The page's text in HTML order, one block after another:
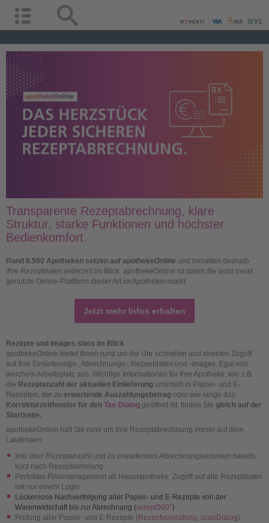
Transparente Rezeptabrechnung, klare
Struktur, starke Funktionen und höchster
Bedienkomfort.
Rund 6.500 Apotheken setzen auf apothekeOnline und behalten deshalb
ihre Rezeptdaten jederzeit im Blick. apothekeOnline ist damit die wohl meist
genutzte Online-Plattform dieser Art im Apothekenmarkt.
Jetzt mehr Infos erhalten
Rezepte und Images stets im Blick
apothekeOnline bietet Ihnen rund um die Uhr schnellen und direkten Zugriff
auf Ihre Einlieferungs-, Abrechnungs-, Rezeptdaten und -images. Egal von
welchem Arbeitsplatz aus. Wichtige Informationen für Ihre Apotheke, wie z.B.
die Rezeptanzahl der aktuellen Einlieferung unterteilt in Papier- und E-
Rezepten, der zu erwartende Auszahlungsbetrag oder wie lange das
Korrekturzeitfenster für den Tax-Dialog geöffnet ist, finden Sie gleich auf der
Startseite.
apothekeOnline hält Sie rund um Ihre Rezeptabrechnung immer auf dem
Laufenden:
Info über Rezeptanzahl und zu erwartendes Abrechnungsvolumen bereits
kurz nach Rezeptabholung
Perfektes Filialmanagement ab Hauptapotheke: Zugriff auf alle Rezeptdaten
mit nur einem Login
Lückenlose Nachverfolgung aller Papier- und E-Rezepte von der
Warenwirtschaft bis zur Abrechnung (rezept360°)
Prüfung aller Papier- und E-Rezepte (Rezeptvorprüfung, scanDialog)